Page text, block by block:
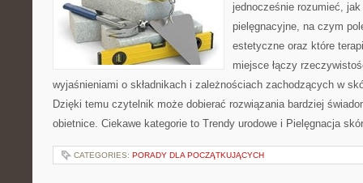
jednocześnie rozumieć, jak
pielęgnacyjne, na czym
estetyczne oraz które
miejsce łączy
wyjaśnieniami o składnikach i zależnościach zachodzących w
Dzięki temu czytelnik może dobierać rozwiązania bardziej
obietnice. Ciekawe kategorie to Trendy urodowe i Pielęgnacja
CATEGORIES: PORADY DLA POCZĄTKUJĄCYCH